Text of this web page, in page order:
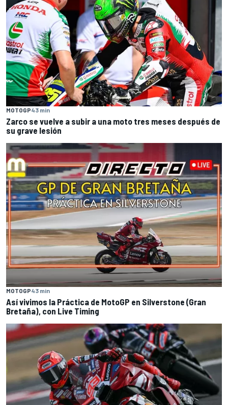
MOTOGP43 min
Zarco se vuelve a subir a una moto tres meses después de
su grave lesión
MOTOGP43 min
Así vivimos la Práctica de MotoGP en Silverstone (Gran
Bretaña), con Live Timing